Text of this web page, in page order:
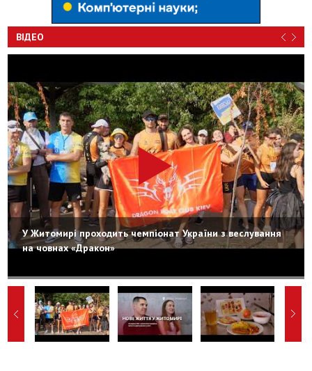
ВІДЕО
У Житомирі проходить чемпіонат України з веслування
на човнах «Дракон»